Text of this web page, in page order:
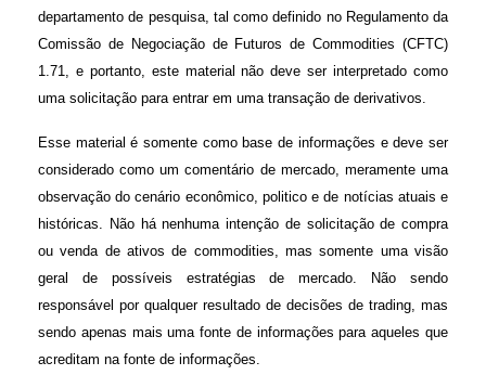
departamento de pesquisa, tal como definido no Regulamento da
Comissão de Negociação de Futuros de Commodities (CFTC)
1.71, e portanto, este material não deve ser interpretado como
uma solicitação para entrar em uma transação de derivativos.
Esse material é somente como base de informações e deve ser
considerado como um comentário de mercado, meramente uma
observação do cenário econômico, politico e de notícias atuais e
históricas. Não há nenhuma intenção de solicitação de compra
ou venda de ativos de commodities, mas somente uma visão
geral de possíveis estratégias de mercado. Não sendo
responsável por qualquer resultado de decisões de trading, mas
sendo apenas mais uma fonte de informações para aqueles que
acreditam na fonte de informações.